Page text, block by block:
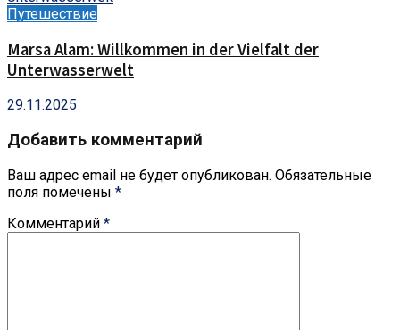
Путешествие
Marsa Alam: Willkommen in der Vielfalt der
Unterwasserwelt
29.11.2025
Добавить комментарий
Ваш адрес email не будет опубликован. Обязательные
поля помечены *
Комментарий *